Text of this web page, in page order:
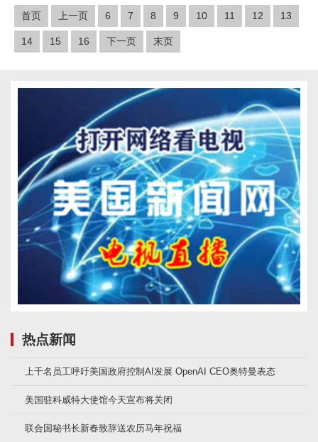
首页 上一页 6 7 8 9 10 11 12 13
14 15 16 下一页 末页
热点新闻
上千名员工呼吁美国政府控制AI发展 OpenAI CEO奥特曼表态
美国驻科威特大使馆今天宣布将关闭
联合国秘书长新春致辞送农历马年祝福